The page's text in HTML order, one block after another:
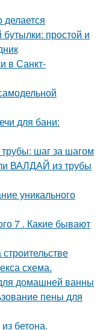
делается
бутылки: простой и
в Санкт-
для бани:
шаг за шагом
ВАЛДАЙ из трубы
уникального
7 . Какие бывают
схема.
домашней ванны
пены для
бетона.